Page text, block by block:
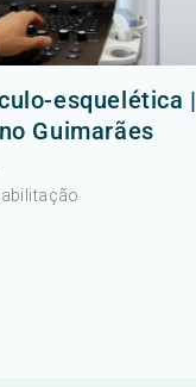
esquelética |
Guimarães